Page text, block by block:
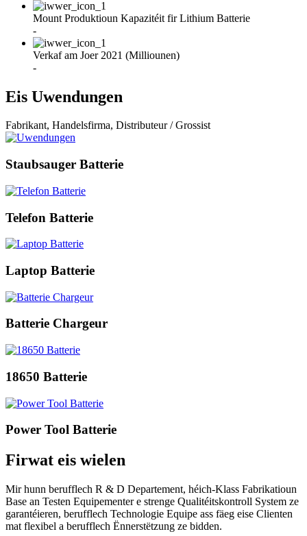
Mount Produktioun Kapazitéit fir Lithium Batterie
-
Verkaf am Joer 2021 (Milliounen)
-
Eis Uwendungen
Fabrikant, Handelsfirma, Distributeur / Grossist
Staubsauger Batterie
Telefon Batterie
Laptop Batterie
Batterie Chargeur
18650 Batterie
Power Tool Batterie
Firwat eis wielen
Mir hunn berufflech R & D Departement, héich-Klass Fabrikatioun
Base an Testen Equipementer e strenge Qualitéitskontroll System ze
garantéieren, berufflech Technologie Equipe ass fäeg eise Clienten
mat flexibel a berufflech Ënnerstëtzung ze bidden.